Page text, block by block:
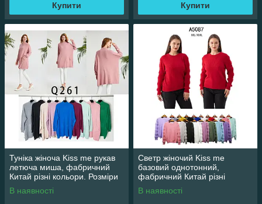
Купити Купити
Туніка жіноча Kiss me рукав
летюча миша, фабричний
Китай різні кольори. Розміри
оверсайз
В наявності
Светр жіночий Kiss me
базовий однотонний,
фабричний Китай різні
кольори. Розміри XXL/XXXL
В наявності